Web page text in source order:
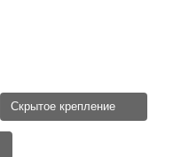
Скрытое крепление